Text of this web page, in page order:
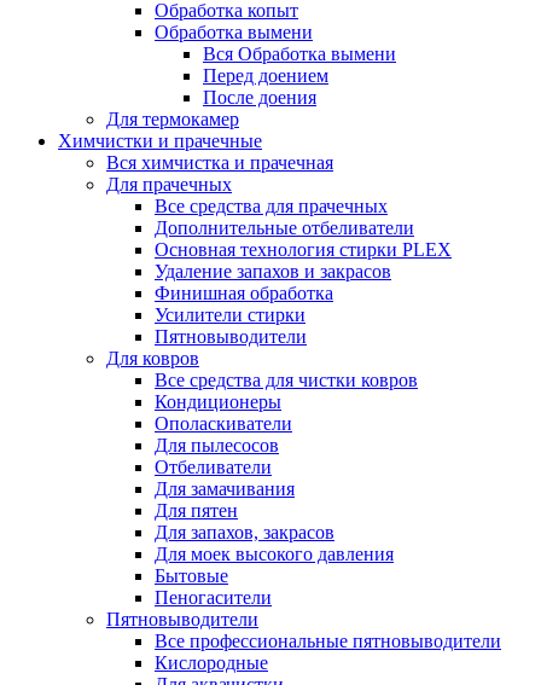
Обработка копыт
Обработка вымени
Вся Обработка вымени
Перед доением
После доения
Для термокамер
Химчистки и прачечные
Вся химчистка и прачечная
Для прачечных
Все средства для прачечных
Дополнительные отбеливатели
Основная технология стирки PLEX
Удаление запахов и закрасов
Финишная обработка
Усилители стирки
Пятновыводители
Для ковров
Все средства для чистки ковров
Кондиционеры
Ополаскиватели
Для пылесосов
Отбеливатели
Для замачивания
Для пятен
Для запахов, закрасов
Для моек высокого давления
Бытовые
Пеногасители
Пятновыводители
Все профессиональные пятновыводители
Кислородные